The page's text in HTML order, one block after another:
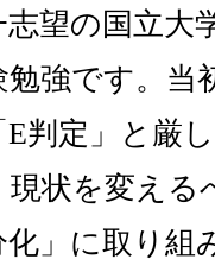
望の国立大
勉強です。当
判定」と厳
現状を変える
」に取り組